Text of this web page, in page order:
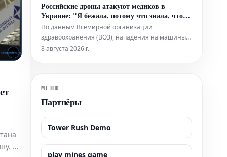
По
отношениями. Представитель нынешнего
президента ФИФА заявил, что Инфантино
"категорически отрицает эти абсолютно ложные
Российские дроны атакуют медиков в
Украине: "Я бежала, потому что знала, что
умру"
По данным Всемирной организации
здравоохранения (ВОЗ), нападения на машины
скорой помощи составляют 20% от общего числа
систематических нападений гражданск
8 августа 2026 г.
МЕНЮ
Партнёры
Tower Rush Demo
play mines game